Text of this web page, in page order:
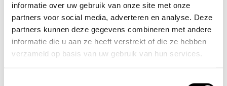
informatie over uw gebruik van onze site met onze
partners voor social media, adverteren en analyse. Deze
partners kunnen deze gegevens combineren met andere
informatie die u aan ze heeft verstrekt of die ze hebben
verzameld op basis van uw gebruik van hun services.